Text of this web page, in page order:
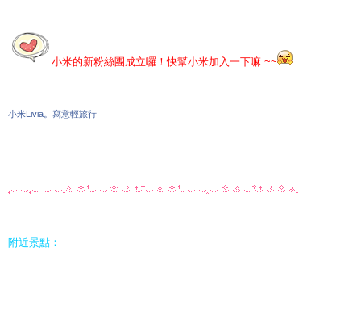
小米的新粉絲團成立囉！快幫小米加入一下嘛 ~~
小米Livia。寫意輕旅行
附近景點：